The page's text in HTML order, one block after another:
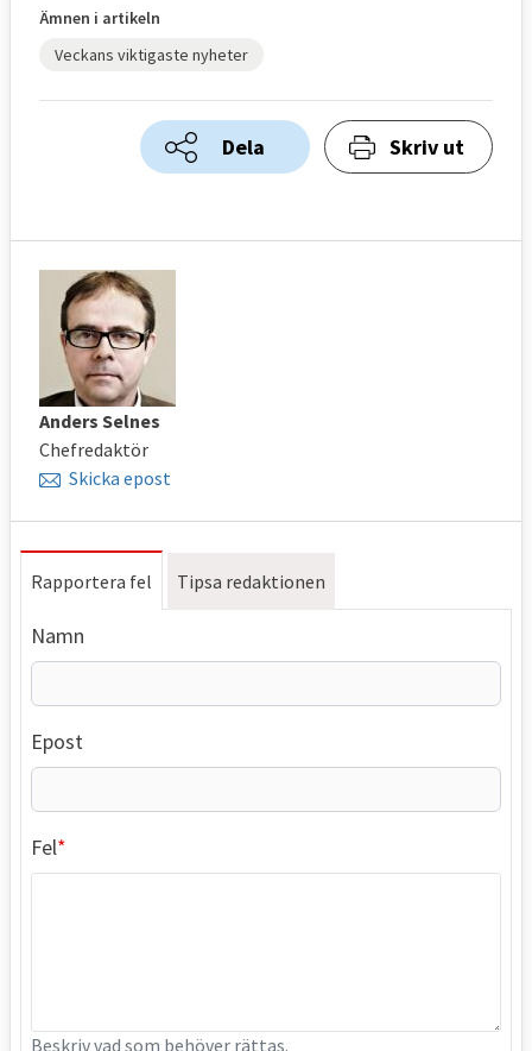
Ämnen i artikeln
Veckans viktigaste nyheter
Dela Skriv ut
Anders Selnes
Chefredaktör
Skicka epost
Rapportera fel Tipsa redaktionen
Namn
Epost
Fel
Beskriv vad som behöver rättas.